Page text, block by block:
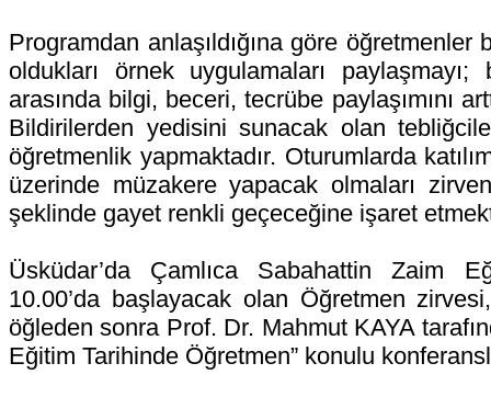
Programdan anlaşıldığına göre
oldukları örnek uygulamaları
arasında bilgi, beceri, tecrübe paylaşımını
Bildirilerden yedisini sunacak olan
öğretmenlik yapmaktadır. Oturumlarda
üzerinde müzakere yapacak olmaları
şeklinde gayet renkli geçeceğine işaret
Üsküdar’da Çamlıca Sabahattin Zaim
10.00’da başlayacak olan Öğretmen
öğleden sonra Prof. Dr. Mahmut KAYA
Eğitim Tarihinde Öğretmen” konulu